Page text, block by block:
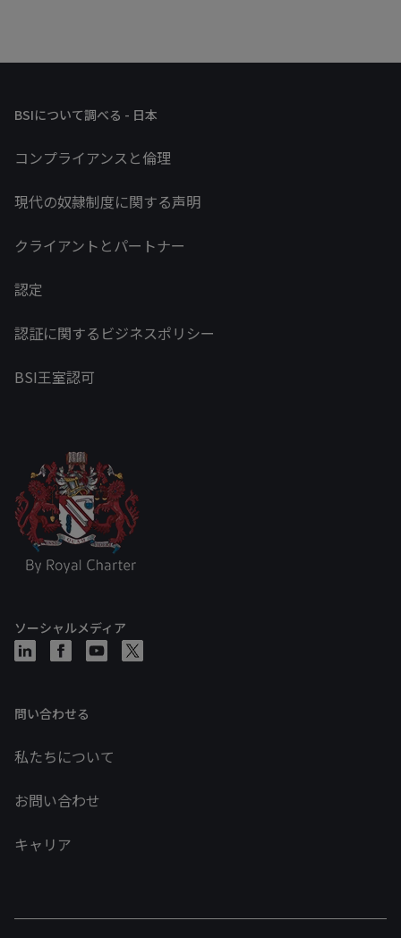
BSIについて調べる - 日本
コンプライアンスと倫理
現代の奴隷制度に関する声明
クライアントとパートナー
認定
認証に関するビジネスポリシー
BSI王室認可
ソーシャルメディア
問い合わせる
私たちについて
お問い合わせ
キャリア